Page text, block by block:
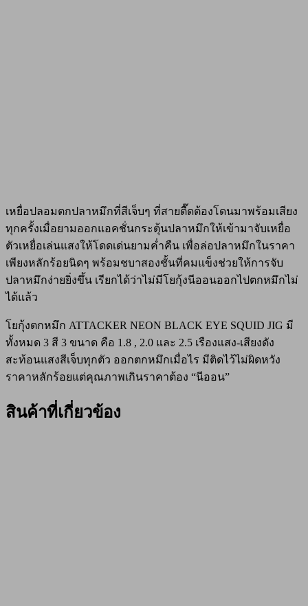
เหยื่อปลอมตกปลาหมึกที่สีเจ็บๆ ที่สายตื๊ดต้องโดนมาพร้อมเสียง
ทุกครั้งเมื่อยามออกแอคชั่นกระตุ้นปลาหมึกให้เข้ามาจับเหยื่อ
ตัวเหยื่อเล่นแสงให้โดดเด่นยามค่ำคืน เพื่อล่อปลาหมึกในราคา
เพียงหลักร้อยนิดๆ พร้อมชบาสองชั้นที่คมแข็งช่วยให้การจับ
ปลาหมึกง่ายยิ่งขึ้น เรียกได้ว่าไม่มีโยกุ้งนีออนออกไปตกหมึกไม่
ได้แล้ว
โยกุ้งตกหมึก ATTACKER NEON BLACK EYE SQUID JIG มี
ทั้งหมด 3 สี 3 ขนาด คือ 1.8 , 2.0 และ 2.5 เรืองแสง-เสียงดัง
สะท้อนแสงสีเจ็บทุกตัว ออกตกหมึกเมื่อไร มีติดไว้ไม่ผิดหวัง
ราคาหลักร้อยแต่คุณภาพเกินราคาต้อง “นีออน”
สินค้าที่เกี่ยวข้อง